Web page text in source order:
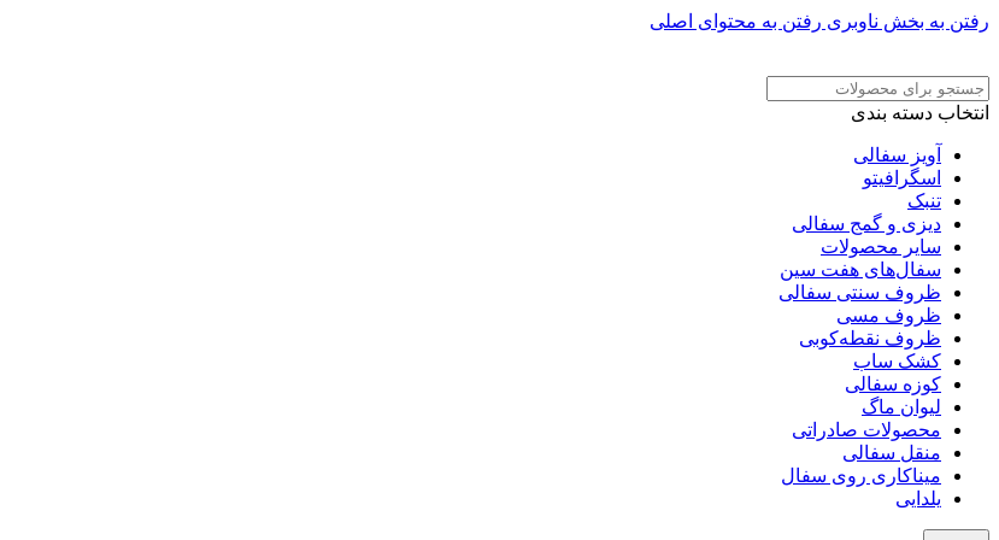
رفتن به بخش ناوبری رفتن به محتوای اصلی
انتخاب دسته بندی
آویز سفالی
اسگرافیتو
تنبک
دیزی و گمج سفالی
سایر محصولات
سفال‌های هفت‌ سین
ظروف سنتی سفالی
ظروف مسی
ظروف نقطه‌کوبی
کشک ساب
کوزه سفالی
لیوان ماگ
محصولات صادراتی
منقل سفالی
میناکاری روی سفال
یلدایی